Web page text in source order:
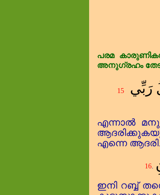
പരമ
അനുഗ്രഹം
15 رَبِّي
എന്നാൽ
എന്നെ
16
ഇനി റബ്ബ്‌